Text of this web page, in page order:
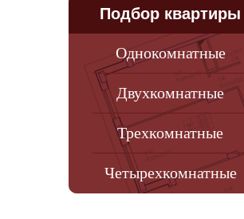
Подбор квартиры
Однокомнатные
Двухкомнатные
Трехкомнатные
Четырехкомнатные